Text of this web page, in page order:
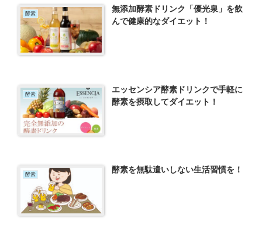
酵素
無添加酵素ドリンク「優光泉」を飲
んで健康的なダイエット！
酵素
エッセンシア酵素ドリンクで手軽に
酵素を摂取してダイエット！
酵素 酵素を無駄遣いしない生活習慣を！